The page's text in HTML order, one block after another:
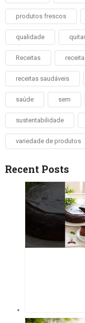
produtos frescos
qualidade
Receitas
receitas saudáveis
saúde sem
sustentabilidade
variedade de produtos
Recent Posts